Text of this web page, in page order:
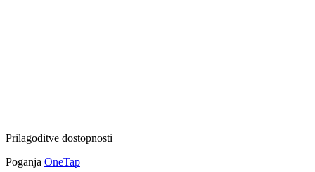
Prilagoditve dostopnosti
Poganja OneTap